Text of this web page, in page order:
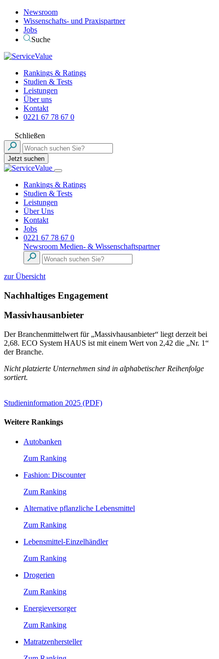
Newsroom
Wissenschafts- und Praxispartner
Jobs
Suche
Rankings & Ratings
Studien & Tests
Leistungen
Über uns
Kontakt
0221 67 78 67 0
Schließen
Jetzt suchen
Rankings & Ratings
Studien & Tests
Leistungen
Über Uns
Kontakt
Jobs
0221 67 78 67 0
Newsroom Medien- & Wissenschaftspartner
zur Übersicht
Nachhaltiges Engagement
Massivhausanbieter
Der Branchenmittelwert für „Massivhausanbieter“ liegt derzeit bei
2,68. ECO System HAUS ist mit einem Wert von 2,42 die „Nr. 1“
der Branche.
Nicht platzierte Unternehmen sind in alphabetischer Reihenfolge
sortiert.
Studieninformation 2025 (PDF)
Weitere Rankings
Autobanken
Zum Ranking
Fashion: Discounter
Zum Ranking
Alternative pflanzliche Lebensmittel
Zum Ranking
Lebensmittel-Einzelhändler
Zum Ranking
Drogerien
Zum Ranking
Energieversorger
Zum Ranking
Matratzenhersteller